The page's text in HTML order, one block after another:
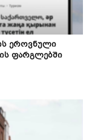
ეროვნული
ფარგლებში